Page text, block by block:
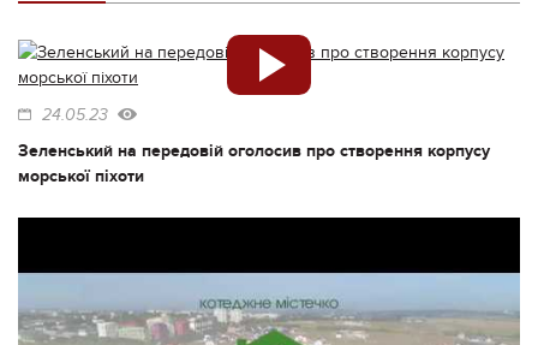
24.05.23
Зеленський на передовій оголосив про створення корпусу
морської піхоти